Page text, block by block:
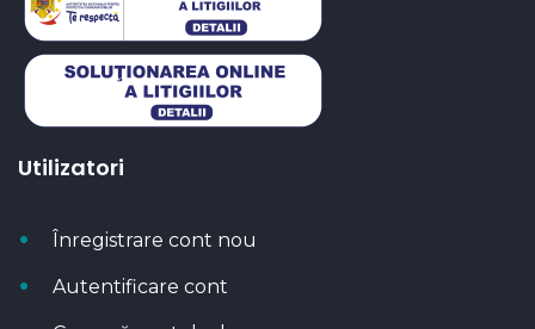
Utilizatori
Înregistrare cont nou
Autentificare cont